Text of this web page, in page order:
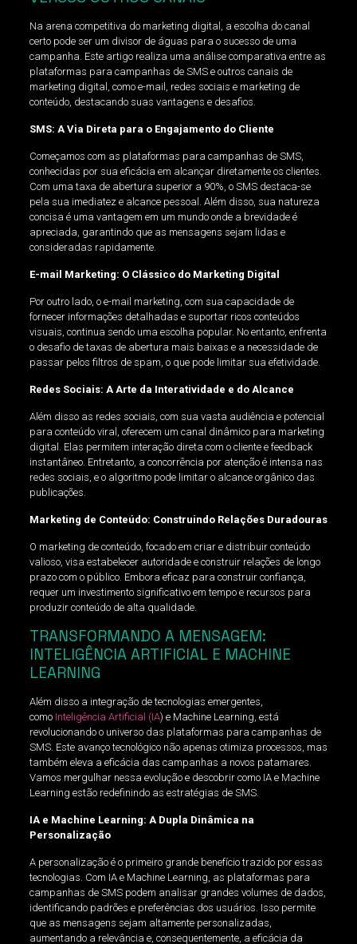
Na arena competitiva do marketing digital, a escolha do canal
certo pode ser um divisor de águas para o sucesso de uma
campanha. Este artigo realiza uma análise comparativa entre as
plataformas para campanhas de SMS e outros canais de
marketing digital, como e-mail, redes sociais e marketing de
conteúdo, destacando suas vantagens e desafios.
SMS: A Via Direta para o Engajamento do Cliente
Começamos com as plataformas para campanhas de SMS,
conhecidas por sua eficácia em alcançar diretamente os clientes.
Com uma taxa de abertura superior a 90%, o SMS destaca-se
pela sua imediatez e alcance pessoal. Além disso, sua natureza
concisa é uma vantagem em um mundo onde a brevidade é
apreciada, garantindo que as mensagens sejam lidas e
consideradas rapidamente.
E-mail Marketing: O Clássico do Marketing Digital
Por outro lado, o e-mail marketing, com sua capacidade de
fornecer informações detalhadas e suportar ricos conteúdos
visuais, continua sendo uma escolha popular. No entanto, enfrenta
o desafio de taxas de abertura mais baixas e a necessidade de
passar pelos filtros de spam, o que pode limitar sua efetividade.
Redes Sociais: A Arte da Interatividade e do Alcance
Além disso as redes sociais, com sua vasta audiência e potencial
para conteúdo viral, oferecem um canal dinâmico para marketing
digital. Elas permitem interação direta com o cliente e feedback
instantâneo. Entretanto, a concorrência por atenção é intensa nas
redes sociais, e o algoritmo pode limitar o alcance orgânico das
publicações.
Marketing de Conteúdo: Construindo Relações Duradouras
O marketing de conteúdo, focado em criar e distribuir conteúdo
valioso, visa estabelecer autoridade e construir relações de longo
prazo com o público. Embora eficaz para construir confiança,
requer um investimento significativo em tempo e recursos para
produzir conteúdo de alta qualidade.
TRANSFORMANDO A MENSAGEM:
INTELIGÊNCIA ARTIFICIAL E MACHINE
LEARNING
Além disso a integração de tecnologias emergentes,
como Inteligência Artificial (IA) e Machine Learning, está
revolucionando o universo das plataformas para campanhas de
SMS. Este avanço tecnológico não apenas otimiza processos, mas
também eleva a eficácia das campanhas a novos patamares.
Vamos mergulhar nessa evolução e descobrir como IA e Machine
Learning estão redefinindo as estratégias de SMS.
IA e Machine Learning: A Dupla Dinâmica na
Personalização
A personalização é o primeiro grande benefício trazido por essas
tecnologias. Com IA e Machine Learning, as plataformas para
campanhas de SMS podem analisar grandes volumes de dados,
identificando padrões e preferências dos usuários. Isso permite
que as mensagens sejam altamente personalizadas,
aumentando a relevância e, consequentemente, a eficácia da